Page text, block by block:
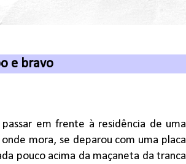
e bravo
em frente à residência de uma
mora, se deparou com uma placa
pouco acima da maçaneta da tranca